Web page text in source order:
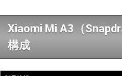
Xiaomi Mi A3（
構成